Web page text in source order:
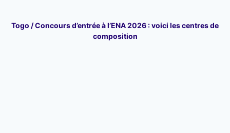
Togo / Concours d’entrée à l’ENA 2026 : voici les centres de
composition